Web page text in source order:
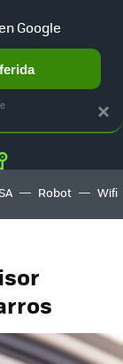
Twitter
Robot Wifi
×
Google